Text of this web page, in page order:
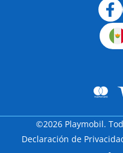
©2026 Playmobil.
Declaración de